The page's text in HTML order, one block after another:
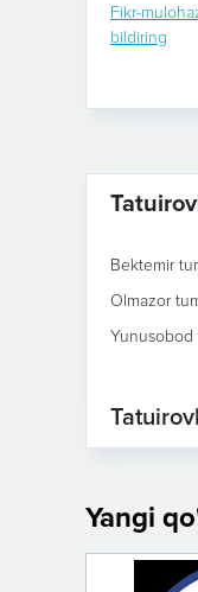
Fikr-
bildiring
Bektemir
Olmazor
Yunusobod
Yangi